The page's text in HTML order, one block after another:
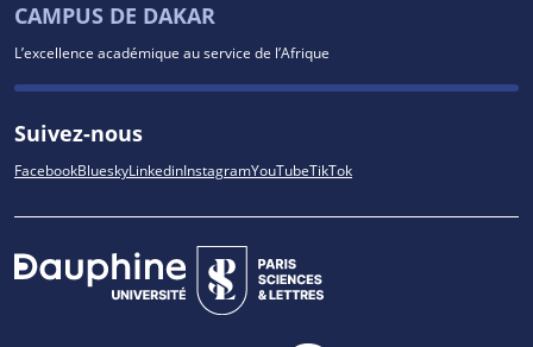
CAMPUS DE DAKAR
L’excellence académique au service de l’Afrique
Suivez-nous
FacebookBlueskyLinkedinInstagramYouTubeTikTok